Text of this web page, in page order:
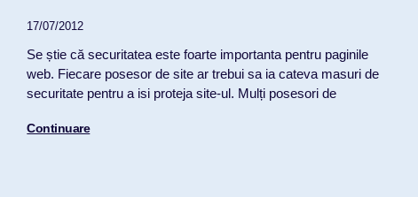
17/07/2012
Se știe că securitatea este foarte importanta pentru paginile
web. Fiecare posesor de site ar trebui sa ia cateva masuri de
securitate pentru a isi proteja site-ul. Mulți posesori de
Continuare